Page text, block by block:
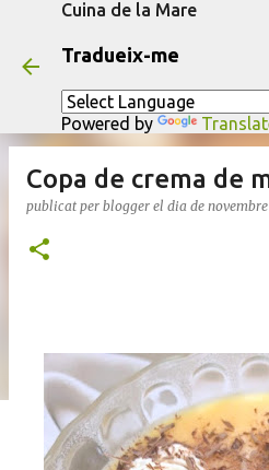
Cuina de la Mare
Tradueix-me
Powered by
Copa de crema de
publicat per blogger el dia de